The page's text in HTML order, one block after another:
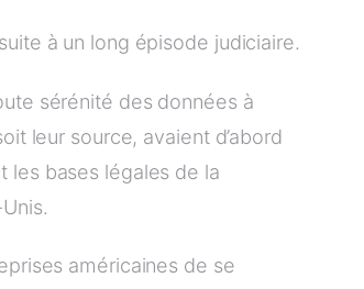
à un long épisode judiciaire.
sérénité des données à
leur source, avaient d’abord
les bases légales de la
américaines de se